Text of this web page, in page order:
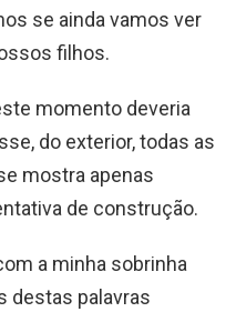
se ainda vamos ver
filhos.
momento deveria
do exterior, todas as
mostra apenas
de construção.
a minha sobrinha
destas palavras